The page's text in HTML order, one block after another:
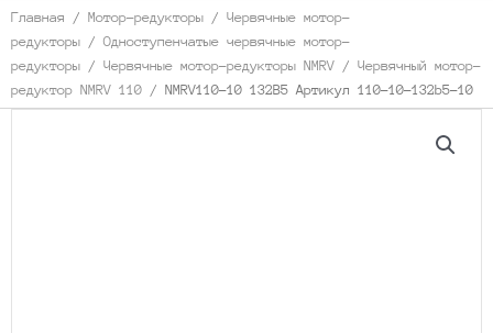
Главная / Мотор-редукторы / Червячные мотор-
редукторы / Одноступенчатые червячные мотор-
редукторы / Червячные мотор-редукторы NMRV / Червячный мотор-
редуктор NMRV 110 / NMRV110-10 132B5 Артикул 110-10-132b5-10